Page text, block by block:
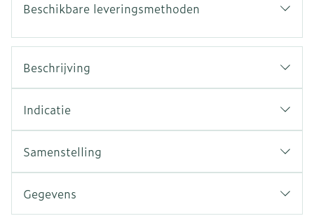
Beschikbare leveringsmethoden
Beschrijving
Indicatie
Samenstelling
Gegevens